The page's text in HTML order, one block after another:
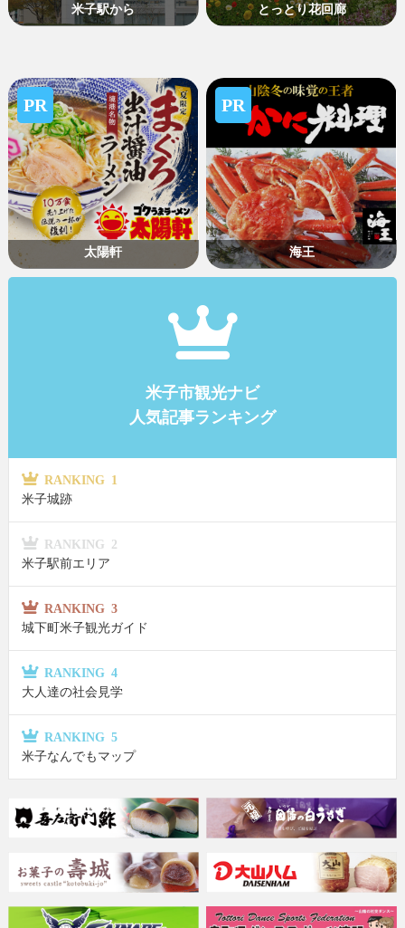
米子駅から とっとり花回廊
PR
太陽軒
PR
海王
米子市観光ナビ
人気記事ランキング
RANKING 1
米子城跡
RANKING 2
米子駅前エリア
RANKING 3
城下町米子観光ガイド
RANKING 4
大人達の社会見学
RANKING 5
米子なんでもマップ